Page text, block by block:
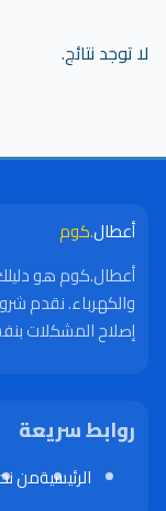
لا توجد نتائج.
أعطال.كوم
أعطال.كوم هو
والكهرباء. نقدم
إصلاح المشكلات
روابط سريعة
الرئيسيةمن